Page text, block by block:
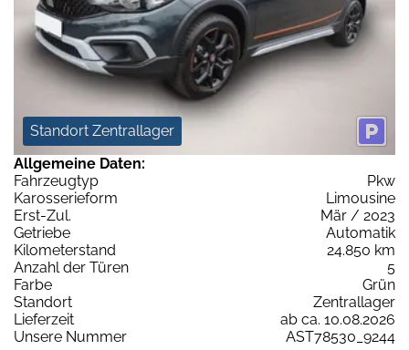
Standort Zentrallager
Allgemeine Daten:
Fahrzeugtyp
Pkw
Karosserieform
Limousine
Erst-Zul.
Mär / 2023
Getriebe
Automatik
Kilometerstand
24.850 km
Anzahl der Türen
5
Farbe
Grün
Standort
Zentrallager
Lieferzeit
ab ca. 10.08.2026
Unsere Nummer
AST78530_9244